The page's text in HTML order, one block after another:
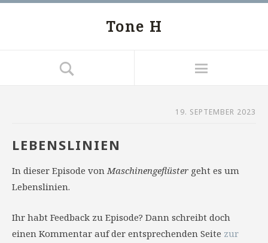
Tone H
19. SEPTEMBER 2023
LEBENSLINIEN
In dieser Episode vonMaschinengeflüster geht es um
Lebenslinien.
Ihr habt Feedback zu Episode? Dann schreibt doch
einen Kommentar auf der entsprechenden Seite zur